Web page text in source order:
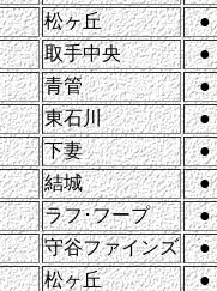
松ヶ丘
●
取手中央
●
青管
●
東石川
●
下妻
●
結城
●
ラフ･フープ
●
守谷ファインズ
●
松ヶ丘
●